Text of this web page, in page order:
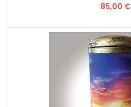
Prix
85,00 €